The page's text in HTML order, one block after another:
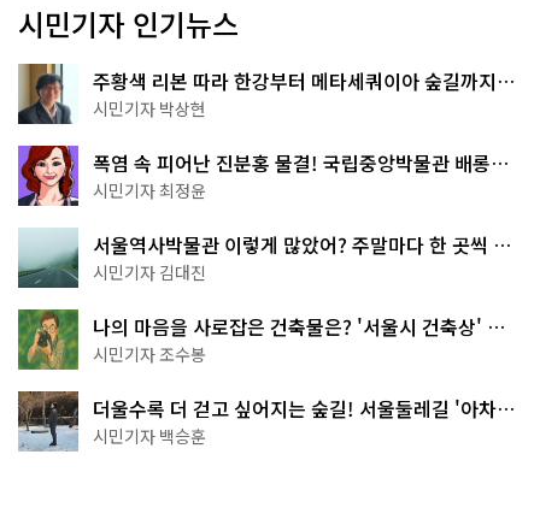
시민기자 인기뉴스
주황색 리본 따라 한강부터 메타세쿼이아 숲길까지…
서울둘레길 15코스
시민기자 박상현
폭염 속 피어난 진분홍 물결! 국립중앙박물관 배롱나
무 명소
시민기자 최정윤
서울역사박물관 이렇게 많았어? 주말마다 한 곳씩 떠
나는 역사 산책
시민기자 김대진
나의 마음을 사로잡은 건축물은? '서울시 건축상' 수
상작 공개!
시민기자 조수봉
더울수록 더 걷고 싶어지는 숲길! 서울둘레길 '아차산
코스'
시민기자 백승훈